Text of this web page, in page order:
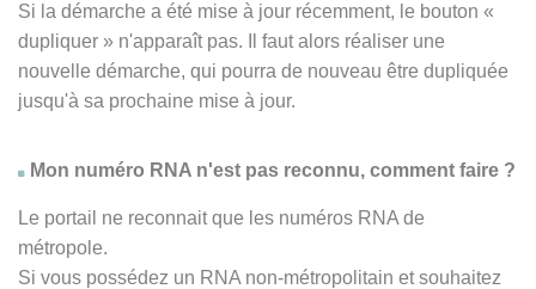
Si la démarche a été mise à jour récemment, le bouton «
dupliquer » n'apparaît pas. Il faut alors réaliser une
nouvelle démarche, qui pourra de nouveau être dupliquée
jusqu'à sa prochaine mise à jour.
Mon numéro RNA n'est pas reconnu, comment faire ?
Le portail ne reconnait que les numéros RNA de
métropole.
Si vous possédez un RNA non-métropolitain et souhaitez